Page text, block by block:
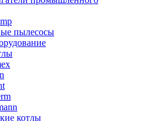
пылесосы
котлы